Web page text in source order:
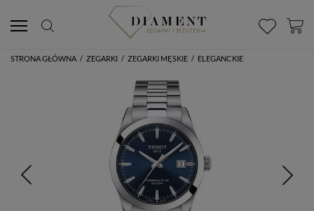
STRONA GŁÓWNA / ZEGARKI / ZEGARKI MĘSKIE / ELEGANCKIE